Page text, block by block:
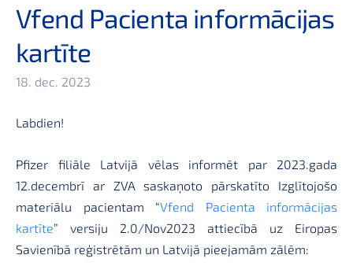
Vfend Pacienta informācijas
kartīte
18. dec. 2023
Labdien!
Pfizer filiāle Latvijā vēlas informēt par 2023.gada
12.decembrī ar ZVA saskaņoto pārskatīto Izglītojošo
materiālu pacientam “Vfend Pacienta informācijas
kartīte” versiju 2.0/Nov2023 attiecībā uz Eiropas
Savienībā reģistrētām un Latvijā pieejamām zālēm: